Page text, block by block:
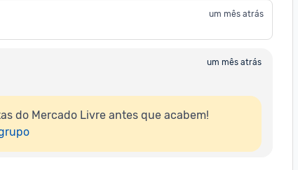
um mês atrás
um mês atrás
do Mercado Livre antes que acabem!